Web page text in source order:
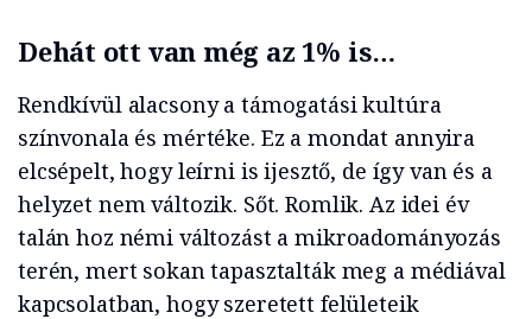
Dehát ott van még az 1% is…
Rendkívül alacsony a támogatási kultúra
színvonala és mértéke. Ez a mondat annyira
elcsépelt, hogy leírni is ijesztő, de így van és a
helyzet nem változik. Sőt. Romlik. Az idei év
talán hoz némi változást a mikroadományozás
terén, mert sokan tapasztalták meg a médiával
kapcsolatban, hogy szeretett felületeik